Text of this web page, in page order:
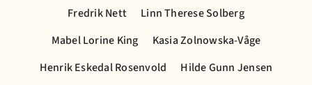
Fredrik Nett
Linn Therese Solberg
Mabel Lorine King
Kasia Zolnowska-Våge
Henrik Eskedal Rosenvold
Hilde Gunn Jensen